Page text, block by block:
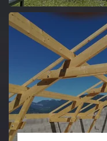
Entreprise de
couverture 51